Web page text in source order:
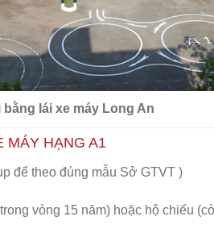
bằng lái xe máy Long An
MÁY HẠNG A1
để theo đúng mẫu Sở GTVT )
vòng 15 năm) hoặc hộ chiếu